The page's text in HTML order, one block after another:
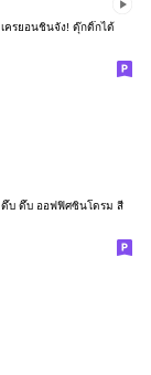
เครยอนชินจัง! ดุ๊กดิ๊กได้
ดึ๊บ ดึ๊บ ออฟฟิศซินโดรม สี่